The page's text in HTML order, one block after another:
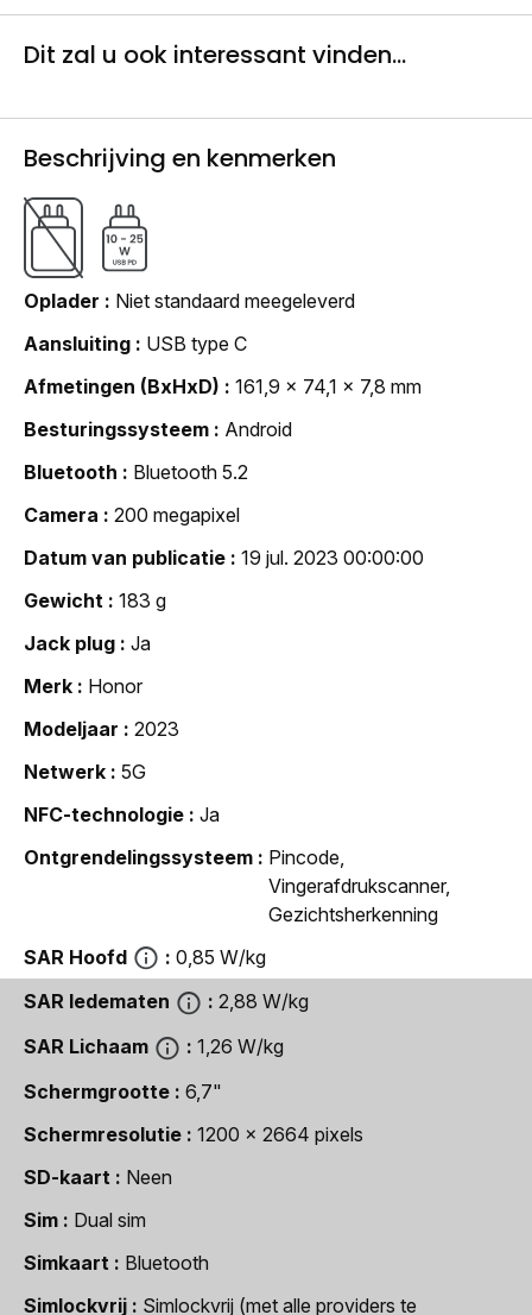
Dit zal u ook interessant vinden...
Beschrijving en kenmerken
Oplader
Niet standaard meegeleverd
Aansluiting
USB type C
Afmetingen (BxHxD)
161,9 x 74,1 x 7,8 mm
Besturingssysteem
Android
Bluetooth
Bluetooth 5.2
Camera
200 megapixel
Datum van publicatie
19 jul. 2023 00:00:00
Gewicht
183 g
Jack plug
Ja
Merk
Honor
Modeljaar
2023
Netwerk
5G
NFC-technologie
Ja
Ontgrendelingssysteem
Pincode,
Vingerafdrukscanner,
Gezichtsherkenning
SAR Hoofd
0,85 W/kg
SAR ledematen
2,88 W/kg
SAR Lichaam
1,26 W/kg
Schermgrootte
6,7"
Schermresolutie
1200 x 2664 pixels
SD-kaart
Neen
Sim
Dual sim
Simkaart
Bluetooth
Simlockvrij
Simlockvrij (met alle providers te